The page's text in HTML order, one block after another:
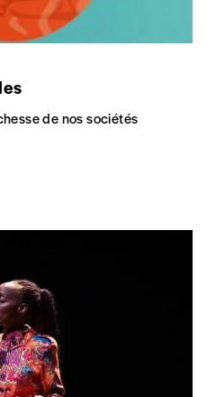
de nos sociétés